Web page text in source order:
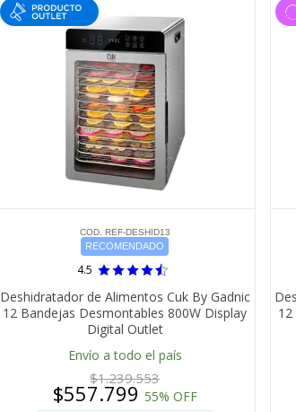
COD. REF-DESHID13
RECOMENDADO
4.5
Deshidratador de Alimentos Cuk By Gadnic
12 Bandejas Desmontables 800W Display
Digital Outlet
Envío a todo el país
$1.239.553
$557.799 55% OFF